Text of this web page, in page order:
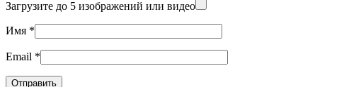
Загрузите до 5 изображений или видео
Имя *
Email *